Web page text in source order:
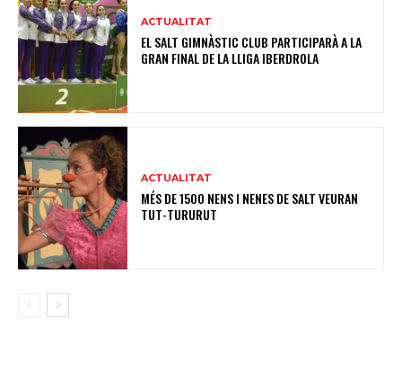
ACTUALITAT
EL SALT GIMNÀSTIC CLUB PARTICIPARÀ A LA
GRAN FINAL DE LA LLIGA IBERDROLA
ACTUALITAT
MÉS DE 1500 NENS I NENES DE SALT VEURAN
TUT-TURURUT